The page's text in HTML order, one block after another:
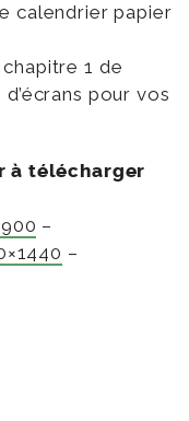
calendrier papier
1 de
pour vos
à télécharger
–
–